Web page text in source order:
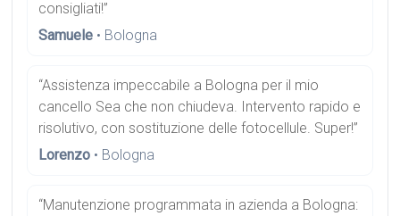
consigliati!”
Samuele • Bologna
“Assistenza impeccabile a Bologna per il mio
cancello Sea che non chiudeva. Intervento rapido e
risolutivo, con sostituzione delle fotocellule. Super!”
Lorenzo • Bologna
“Manutenzione programmata in azienda a Bologna: